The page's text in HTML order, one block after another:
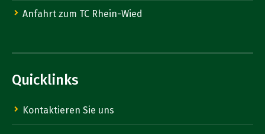
Anfahrt zum TC Rhein-Wied
Quicklinks
Kontaktieren Sie uns